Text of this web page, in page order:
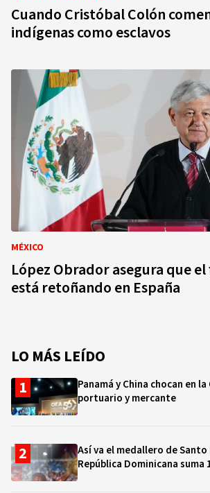
Cuando Cristóbal Colón
indígenas como esclavos
MÉXICO
López Obrador asegura que
está retoñando en España
LO MÁS LEÍDO
Panamá y China chocan en
portuario y mercante
Así va el medallero de
República Dominicana suma